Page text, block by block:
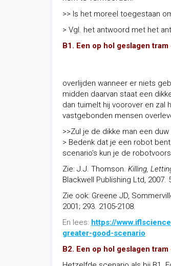
>> Is het moreel toegestaan
> Vgl. het antwoord met het
B1. Een op hol geslagen
overlijden wanneer er niets
midden daarvan staat een
dan tuimelt hij voorover en zal
vastgebonden mensen
>>Zul je de dikke man een duw
> Bedenk dat je een robot
scenario’s kun je de
Zie: J.J. Thomson. Killing,
Blackwell Publishing Ltd, 2007.
Zie ook: Greene JD,
2001; 293. 2105-2108.
En lees: https://
greater-good-scenario
B2. Een op hol geslagen